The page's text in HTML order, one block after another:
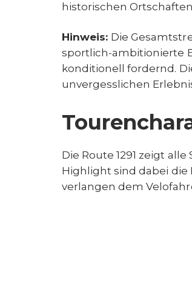
historischen
Hinweis: Die
sportlich-ambitionierte
konditionell fordernd.
unvergesslichen
Die Route 1291 zeigt
Highlight sind dabei die
verlangen dem